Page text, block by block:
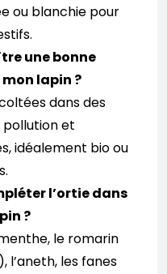
ou blanchie pour
une bonne
lapin ?
dans des
pollution et
idéalement bio ou
l’ortie dans
?
le romarin
l’aneth, les fanes